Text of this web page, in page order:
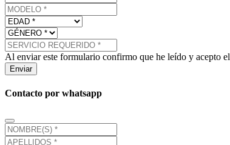
Al enviar este formulario confirmo que he leído y acepto el
Enviar
Contacto por whatsapp